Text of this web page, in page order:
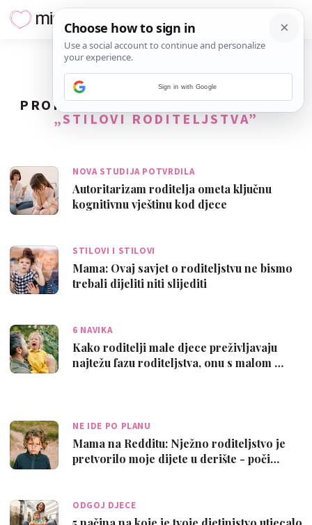
PRONAĐENO25REZULTATA ZA TAG
„STILOVI RODITELJSTVA”
NOVA STUDIJA POTVRDILA
Autoritarizam roditelja ometa ključnu
kognitivnu vještinu kod djece
STILOVI I STILOVI
Mama: Ovaj savjet o roditeljstvu ne bismo
trebali dijeliti niti slijediti
6 NAVIKA
Kako roditelji male djece preživljavaju
najtežu fazu roditeljstva, onu s malom …
NE IDE PO PLANU
Mama na Redditu: Nježno roditeljstvo je
pretvorilo moje dijete u derište - poči…
ODGOJ DJECE
Sign in with Google